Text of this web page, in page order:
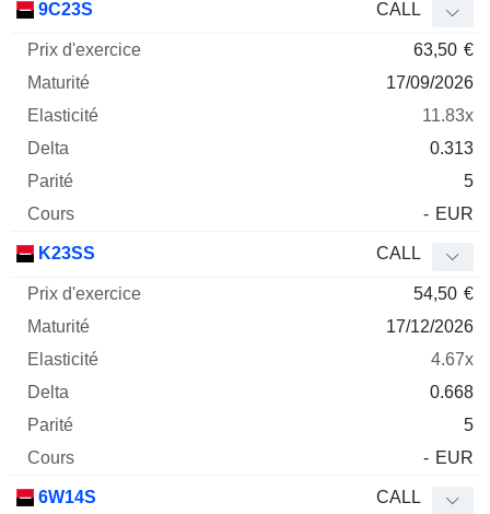
9C23S CALL
63,50 €
17/09/2026
11.83x
0.313
5
- EUR
K23SS CALL
54,50 €
17/12/2026
4.67x
0.668
5
- EUR
6W14S CALL